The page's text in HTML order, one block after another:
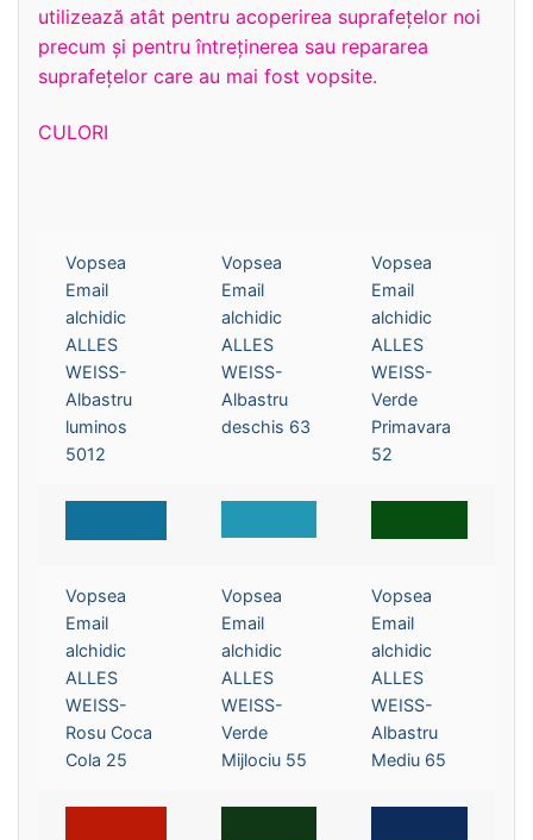
utilizează atât pentru acoperirea suprafeţelor noi
precum şi pentru întreţinerea sau repararea
suprafeţelor care au mai fost vopsite.
CULORI
Vopsea
Email
alchidic
ALLES
WEISS-
Albastru
luminos
5012
Vopsea
Email
alchidic
ALLES
WEISS-
Albastru
deschis 63
Vopsea
Email
alchidic
ALLES
WEISS-
Verde
Primavara
52
Vopsea
Email
alchidic
ALLES
WEISS-
Rosu Coca
Cola 25
Vopsea
Email
alchidic
ALLES
WEISS-
Verde
Mijlociu 55
Vopsea
Email
alchidic
ALLES
WEISS-
Albastru
Mediu 65